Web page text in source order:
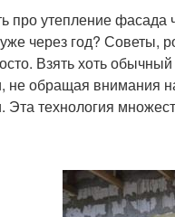
про утепление
через год? Советы,
Взять хоть
не обращая внимания
Эта технология